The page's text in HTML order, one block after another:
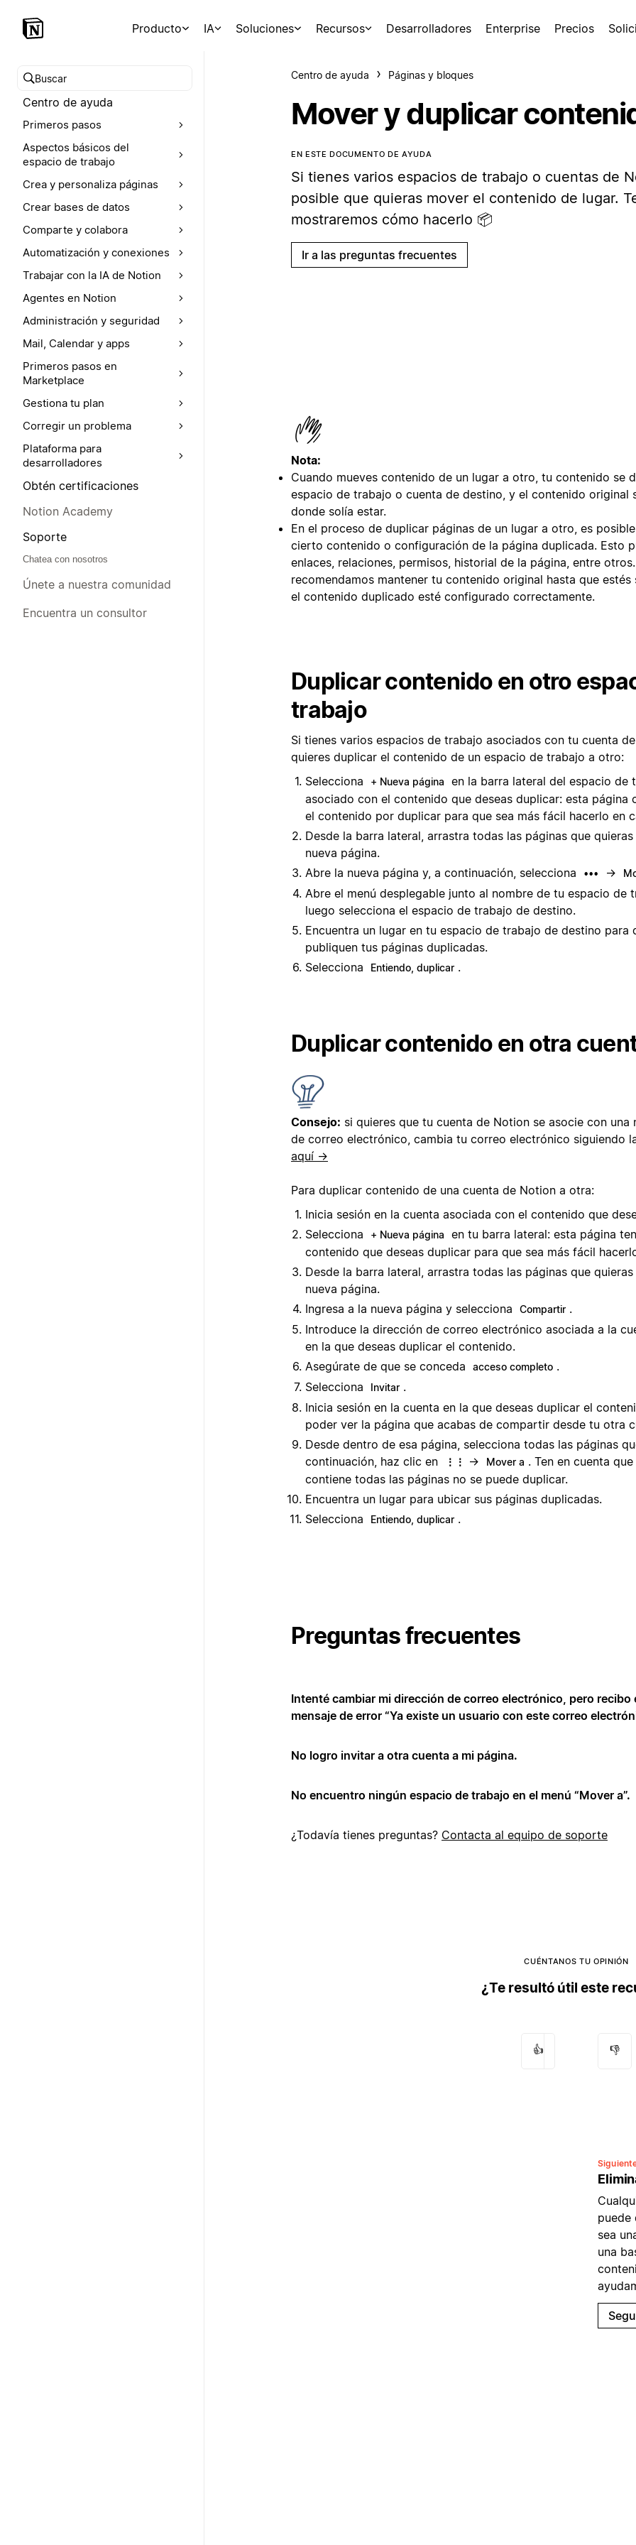
Producto IA Soluciones Recursos Desarrolladores Enterprise Precios
Buscar en el Centro de ayuda
Centro de ayuda
Primeros pasos
Aspectos básicos del
espacio de trabajo
Crea y personaliza páginas
Crear bases de datos
Comparte y colabora
Automatización y conexiones
Trabajar con la IA de Notion
Agentes en Notion
Administración y seguridad
Mail, Calendar y apps
Primeros pasos en
Marketplace
Gestiona tu plan
Corregir un problema
Plataforma para
desarrolladores
Obtén certificaciones
Notion Academy
Soporte
Chatea con nosotros
Únete a nuestra comunidad
Encuentra un consultor
Centro de ayuda Páginas y bloques
Mover y duplicar
EN ESTE DOCUMENTO DE AYUDA
Si tienes varios espacios de trabajo o cuentas de
posible que quieras mover el contenido de lugar.
mostraremos cómo hacerlo 📦
Ir a las preguntas frecuentes
Nota:
Cuando mueves contenido de un lugar a otro, tu contenido se
espacio de trabajo o cuenta de destino, y el contenido original
donde solía estar.
En el proceso de duplicar páginas de un lugar a otro, es
cierto contenido o configuración de la página duplicada. Esto
enlaces, relaciones, permisos, historial de la página, entre
recomendamos mantener tu contenido original hasta que estés
el contenido duplicado esté configurado correctamente.
Duplicar contenido en otro
trabajo
Si tienes varios espacios de trabajo asociados con tu cuenta
quieres duplicar el contenido de un espacio de trabajo a otro:
Selecciona
+ Nueva página
en la barra lateral del espacio de
asociado con el contenido que deseas duplicar: esta página
el contenido por duplicar para que sea más fácil hacerlo en
Desde la barra lateral, arrastra todas las páginas que
nueva página.
Abre la nueva página y, a continuación, selecciona
••• →
Abre el menú desplegable junto al nombre de tu espacio de
luego selecciona el espacio de trabajo de destino.
Encuentra un lugar en tu espacio de trabajo de destino para
publiquen tus páginas duplicadas.
Selecciona
Entiendo, duplicar .
Duplicar contenido en otra
Consejo: si quieres que tu cuenta de Notion se asocie con una
de correo electrónico, cambia tu correo electrónico siguiendo
aquí →
Para duplicar contenido de una cuenta de Notion a otra:
Inicia sesión en la cuenta asociada con el contenido que
Selecciona
+ Nueva página
en tu barra lateral: esta página
contenido que deseas duplicar para que sea más fácil
Desde la barra lateral, arrastra todas las páginas que
nueva página.
Ingresa a la nueva página y selecciona
Compartir .
Introduce la dirección de correo electrónico asociada a la
en la que deseas duplicar el contenido.
Asegúrate de que se conceda
acceso completo .
Selecciona
Invitar .
Inicia sesión en la cuenta en la que deseas duplicar el
poder ver la página que acabas de compartir desde tu otra
Desde dentro de esa página, selecciona todas las páginas
continuación, haz clic en
⋮⋮ → Mover a . Ten en cuenta
contiene todas las páginas no se puede duplicar.
Encuentra un lugar para ubicar sus páginas duplicadas.
Selecciona
Entiendo, duplicar .
Preguntas frecuentes
Intenté cambiar mi dirección de correo electrónico, pero recibo
mensaje de error “Ya existe un usuario con este correo
No logro invitar a otra cuenta a mi página.
No encuentro ningún espacio de trabajo en el menú “Mover a”.
¿Todavía tienes preguntas? Contacta al equipo de soporte
CUÉNTANOS TU OPINIÓN
¿Te resultó útil este
👍 👎
puede
sea
una